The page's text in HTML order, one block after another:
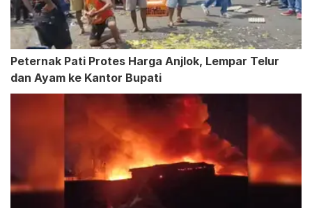
Peternak Pati Protes Harga Anjlok, Lempar Telur
dan Ayam ke Kantor Bupati